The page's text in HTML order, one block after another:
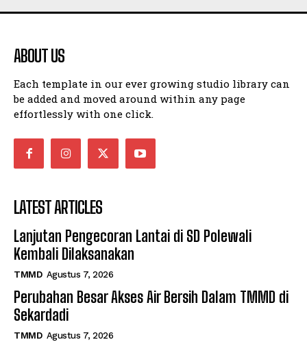
ABOUT US
Each template in our ever growing studio library can
be added and moved around within any page
effortlessly with one click.
LATEST ARTICLES
Lanjutan Pengecoran Lantai di SD Polewali
Kembali Dilaksanakan
TMMD Agustus 7, 2026
Perubahan Besar Akses Air Bersih Dalam TMMD di
Sekardadi
TMMD Agustus 7, 2026